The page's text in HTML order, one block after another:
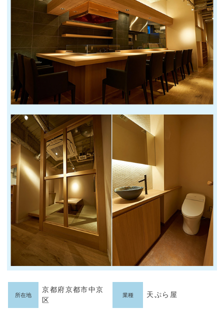
所在地
京都府京都市中京
区
業種 天ぷら屋